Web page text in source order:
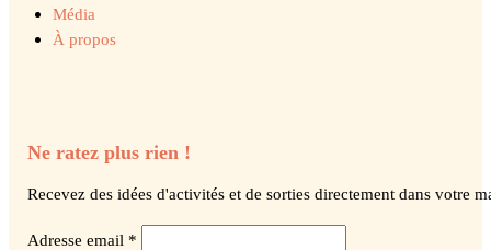
Média
À propos
Ne ratez plus rien !
Recevez des idées d'activités et de sorties directement dans votre
Adresse email *